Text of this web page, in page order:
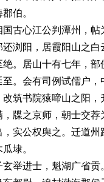
伯。
古心江公判潭州，
浏阳，居霞阳山之
。居山十有七年，
。会有司例试儒户
筑书院猿啼山之阳
牒之京师，朝士交
实公权舆之。迁道
埭。
举进士，魁湖广省